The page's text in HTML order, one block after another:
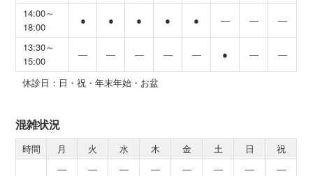
14:00～
18:00
● ● ● ● ● ― ― ―
13:30～
15:00
― ― ― ― ― ● ― ―
休診日：日・祝・年末年始・お盆
混雑状況
時間 月 火 水 木 金 土 日
祝
―
― ― ― ― ― ― ―